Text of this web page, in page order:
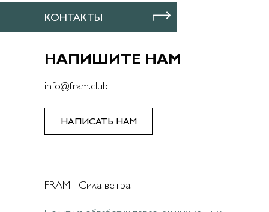
цветущий город-порт на южном берегу
Аральского моря. Раньше Муйнак снабжал
info@fram.club
НАПИСАТЬ НАМ
НАПИШИТЕ НАМ
КОНТАКТЫ
FRAM | Сила ветра